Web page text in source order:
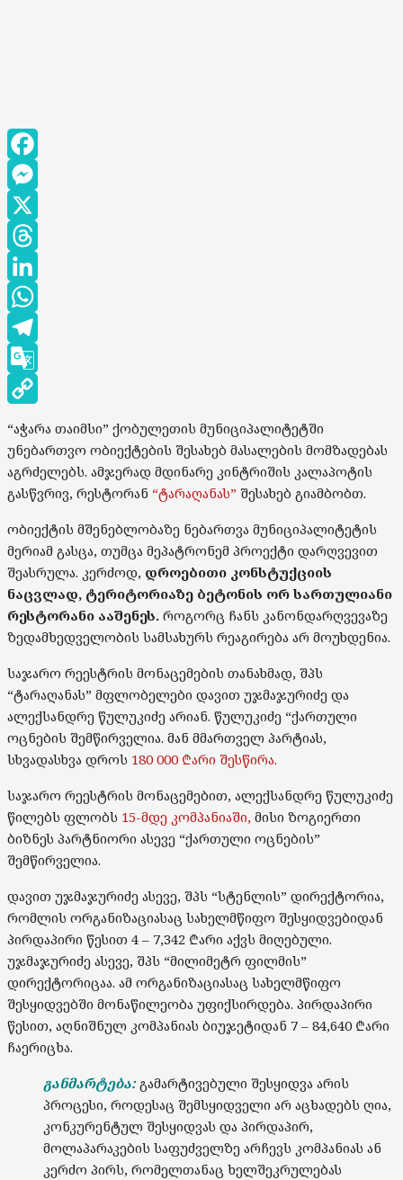
Facebook
Messenger
X
Threads
LinkedIn
WhatsApp
Telegram
Google
Link
“აჭარა თაიმსი” ქობულეთის მუნიციპალიტეტში
უნებართვო ობიექტების შესახებ მასალების მომზადებას
აგრძელებს. ამჯერად მდინარე კინტრიშის კალაპოტის
გასწვრივ, რესტორან “ტარაღანას” შესახებ გიამბობთ.
ობიექტის მშენებლობაზე ნებართვა მუნიციპალიტეტის
მერიამ გასცა, თუმცა მეპატრონემ პროექტი დარღვევით
შეასრულა. კერძოდ, დროებითი კონსტუქციის
ნაცვლად, ტერიტორიაზე ბეტონის ორ სართულიანი
რესტორანი ააშენეს. როგორც ჩანს კანონდარღვევაზე
ზედამხედველობის სამსახურს რეაგირება არ მოუხდენია.
საჯარო რეესტრის მონაცემების თანახმად, შპს
“ტარაღანას” მფლობელები დავით უჯმაჯურიძე და
ალექსანდრე წულუკიძე არიან. წულუკიძე “ქართული
ოცნების შემწირველია. მან მმართველ პარტიას,
სხვადასხვა დროს 180 000 ₾არი შესწირა.
საჯარო რეესტრის მონაცემებით, ალექსანდრე წულუკიძე
წილებს ფლობს 15-მდე კომპანიაში, მისი ზოგიერთი
ბიზნეს პარტნიორი ასევე “ქართული ოცნების”
შემწირველია.
დავით უჯმაჯურიძე ასევე, შპს “სტენლის” დირექტორია,
რომლის ორგანიზაციასაც სახელმწიფო შესყიდვებიდან
პირდაპირი წესით 4 – 7,342 ₾არი აქვს მიღებული.
უჯმაჯურიძე ასევე, შპს “მილიმეტრ ფილმის”
დირექტორიცაა. ამ ორგანიზაციასაც სახელმწიფო
შესყიდვებში მონაწილეობა უფიქსირდება. პირდაპირი
წესით, აღნიშნულ კომპანიას ბიუჯეტიდან 7 – 84,640 ₾არი
ჩაერიცხა.
განმარტება: გამარტივებული შესყიდვა არის
პროცესი, როდესაც შემსყიდველი არ აცხადებს ღია,
კონკურენტულ შესყიდვას და პირდაპირ,
მოლაპარაკების საფუძველზე არჩევს კომპანიას ან
კერძო პირს, რომელთანაც ხელშეკრულებას